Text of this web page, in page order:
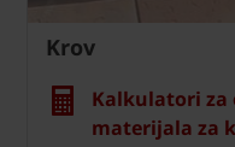
Krov
Kalkulatori za
materijala za